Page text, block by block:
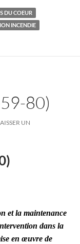
DU COEUR
INCENDIE
80)
UN
et la maintenance
dans la
en œuvre de